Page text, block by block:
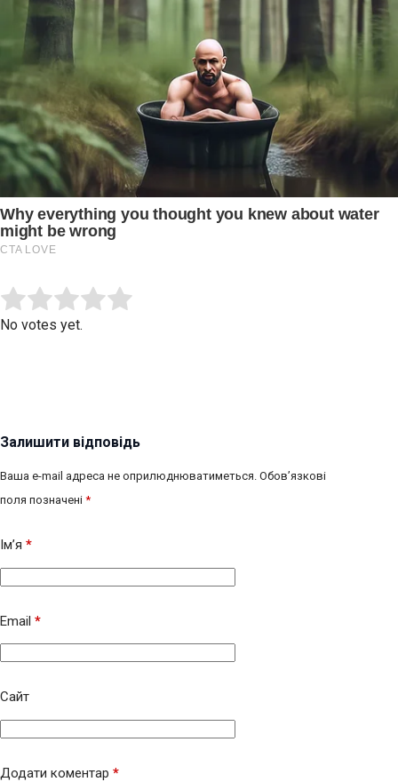
Rate this item:
No votes yet.
Залишити відповідь
Ваша e-mail адреса не оприлюднюватиметься. Обов’язкові
поля позначені *
Ім’я *
Email *
Сайт
Додати коментар *